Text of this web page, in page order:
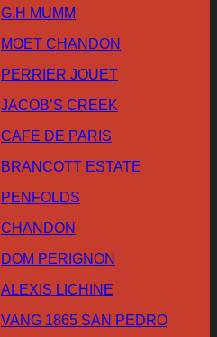
G.H MUMM
MOET CHANDON
PERRIER JOUET
JACOB’S CREEK
CAFE DE PARIS
BRANCOTT ESTATE
PENFOLDS
CHANDON
DOM PERIGNON
ALEXIS LICHINE
VANG 1865 SAN PEDRO